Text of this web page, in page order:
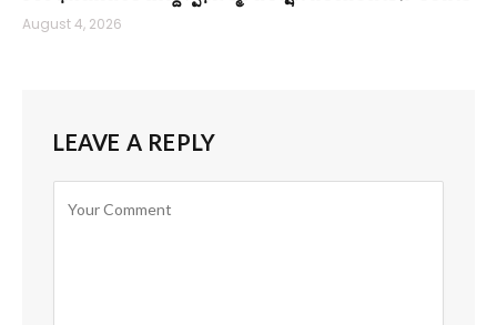
August 4, 2026
LEAVE A REPLY